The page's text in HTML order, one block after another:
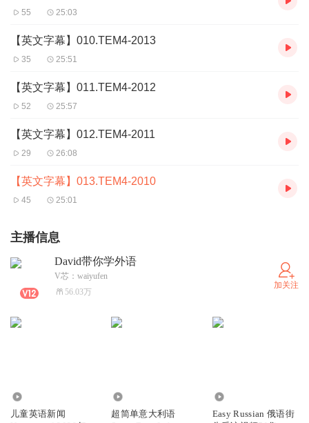
55 25:03
【英文字幕】010.TEM4-2013
35 25:51
【英文字幕】011.TEM4-2012
52 25:57
【英文字幕】012.TEM4-2011
29 26:08
【英文字幕】013.TEM4-2010
45 25:01
主播信息
David带你学外语
V芯：waiyufen
56.03万
加关注
儿童英语新闻
超简单意大利语
Easy Russian 俄语街